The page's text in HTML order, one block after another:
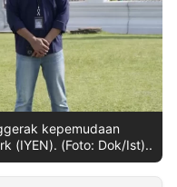
kepemudaan
(IYEN). (Foto: Dok/Ist)..